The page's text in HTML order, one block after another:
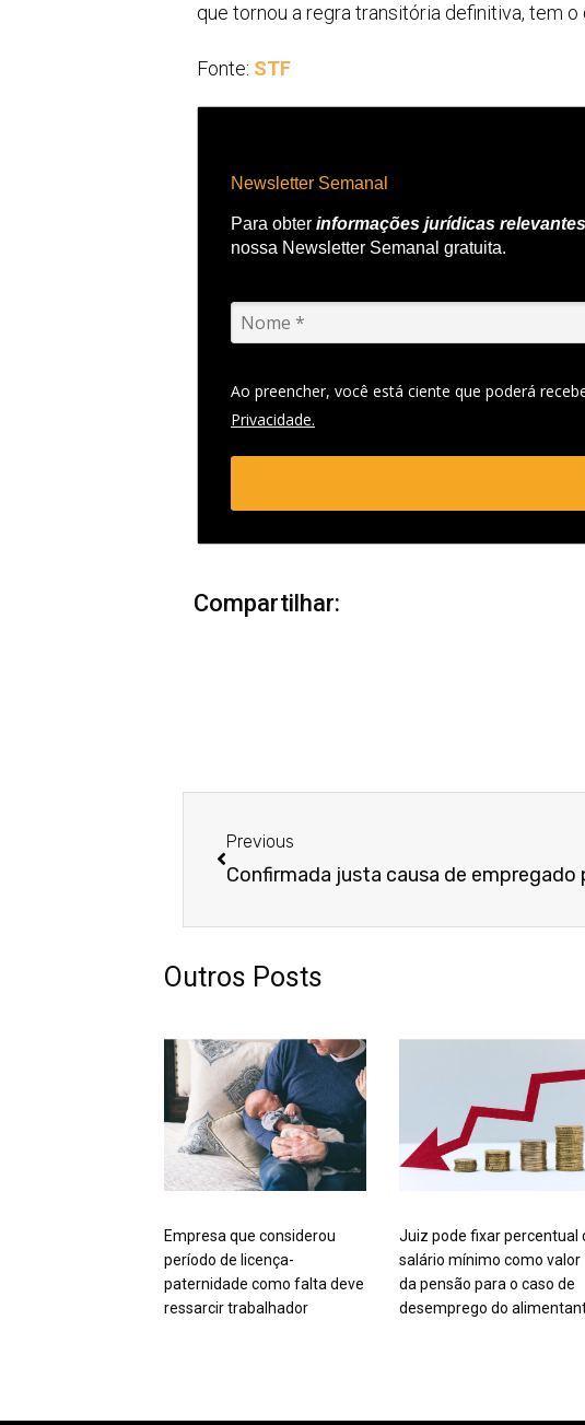
que tornou a regra transitória definitiva, tem
Fonte: STF
Newsletter Semanal
Para obter informações jurídicas relevantes
nossa Newsletter Semanal gratuita.
Ao preencher, você está ciente que poderá
Privacidade.
Compartilhar:
Previous
Outros Posts
Empresa que considerou
período de licença-
paternidade como falta deve
ressarcir trabalhador
Juiz pode fixar percentual
salário mínimo como valor
da pensão para o caso de
desemprego do